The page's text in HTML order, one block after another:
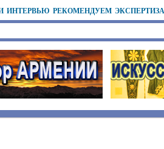
ИНТЕРВЬЮ РЕКОМЕНДУЕМ ЭКСПЕРТИЗА